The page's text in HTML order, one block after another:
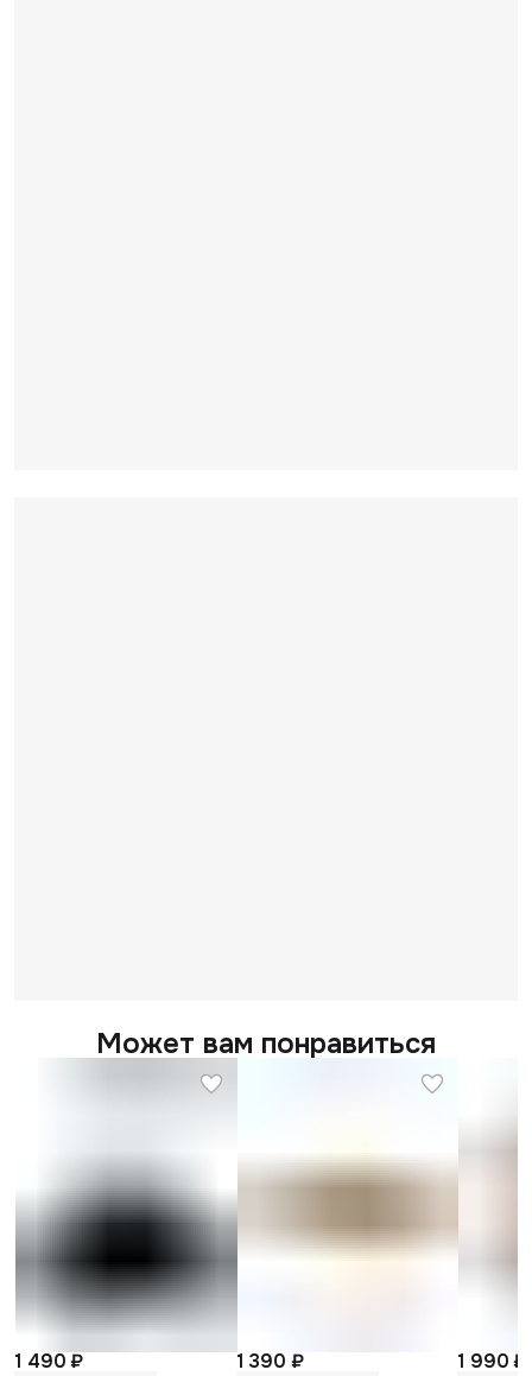
Может вам понравиться
1 490 ₽ 1 390 ₽ 1 990 ₽